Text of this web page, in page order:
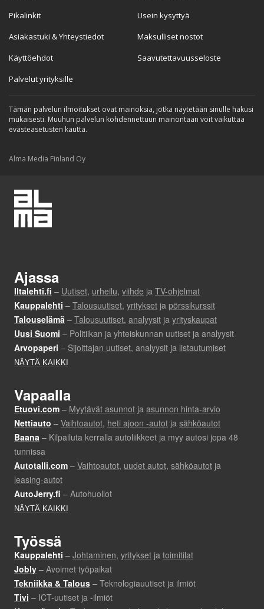
Pikalinkit
Asiakastuki & Yhteystiedot
Käyttöehdot
Palvelut yrityksille
Usein kysyttyä
Maksulliset nostot
Saavutettavuusseloste
Tämän palvelun ilmoitukset ovat mainoksia, jotka näytetään sinulle hakusi
mukaisesti. Muuhun palvelun kohdennettuun mainontaan voit vaikuttaa
evästeasetusten kautta.
Alma Media Finland Oy